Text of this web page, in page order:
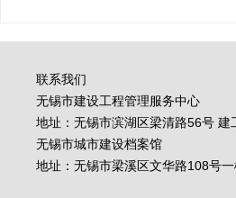
联系我们
无锡市建设工程管理服务中心
地址：无锡市滨湖区梁清路56号
无锡市城市建设档案馆
地址：无锡市梁溪区文华路108号